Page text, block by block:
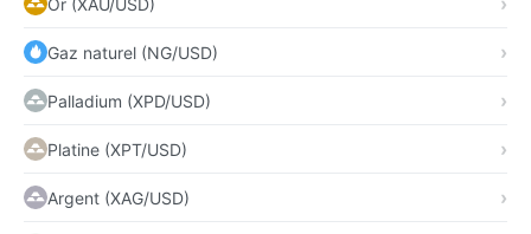
Gaz naturel (NG/USD)
Palladium (XPD/USD)
Platine (XPT/USD)
Argent (XAG/USD)